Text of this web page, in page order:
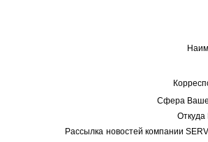
Сфера
Откуда
Рассылка новостей компании